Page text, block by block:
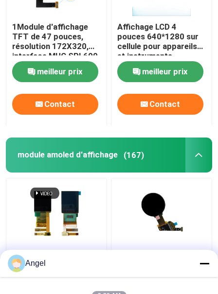
1Module d'affichage
TFT de 47 pouces,
résolution 172X320,
interface MUC SPI 600
CD/M2
meilleur prix
Contact
Affichage LCD 4
pouces 640*1280 sur
cellule pour appareils
et instruments
domestiques
intelligentsmeilleur prix
Contact
module amoled d'affichage (167)
1Module d'affichage
AMOLED de.45 pouces,
résolution 272X340,
RM69080
Angel